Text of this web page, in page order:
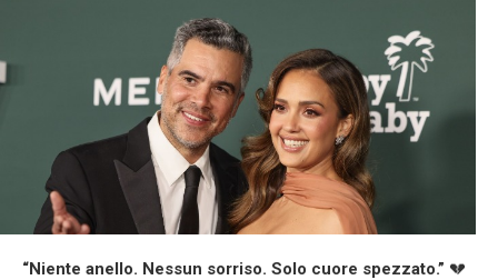
“Niente anello. Nessun sorriso. Solo cuore spezzato.” 💔